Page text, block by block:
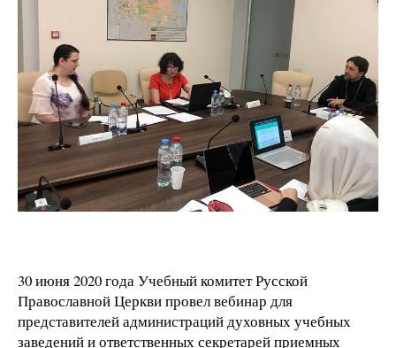
30 июня 2020 года Учебный комитет Русской
Православной Церкви провел вебинар для
представителей администраций духовных учебных
заведений и ответственных секретарей приемных